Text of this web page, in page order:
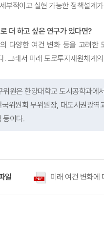
부적이고 실현 가능한 정책설계
더 하고 싶은 연구가 있다면?
다양한 여건 변화 등을 고려한
. 그래서 미래 도로투자재원체계
위원은 한양대학교 도시공학과에
위원회 부위원장, 대도시권광
등이다.
일 미래 여건 변화에